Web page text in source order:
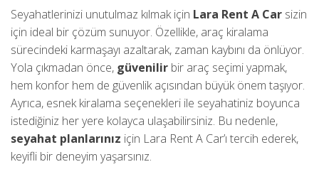
Seyahatlerinizi unutulmaz kılmak için Lara Rent A Car sizin
için ideal bir çözüm sunuyor. Özellikle, araç kiralama
sürecindeki karmaşayı azaltarak, zaman kaybını da önlüyor.
Yola çıkmadan önce, güvenilir bir araç seçimi yapmak,
hem konfor hem de güvenlik açısından büyük önem taşıyor.
Ayrıca, esnek kiralama seçenekleri ile seyahatiniz boyunca
istediğiniz her yere kolayca ulaşabilirsiniz. Bu nedenle,
seyahat planlarınız için Lara Rent A Car’ı tercih ederek,
keyifli bir deneyim yaşarsınız.